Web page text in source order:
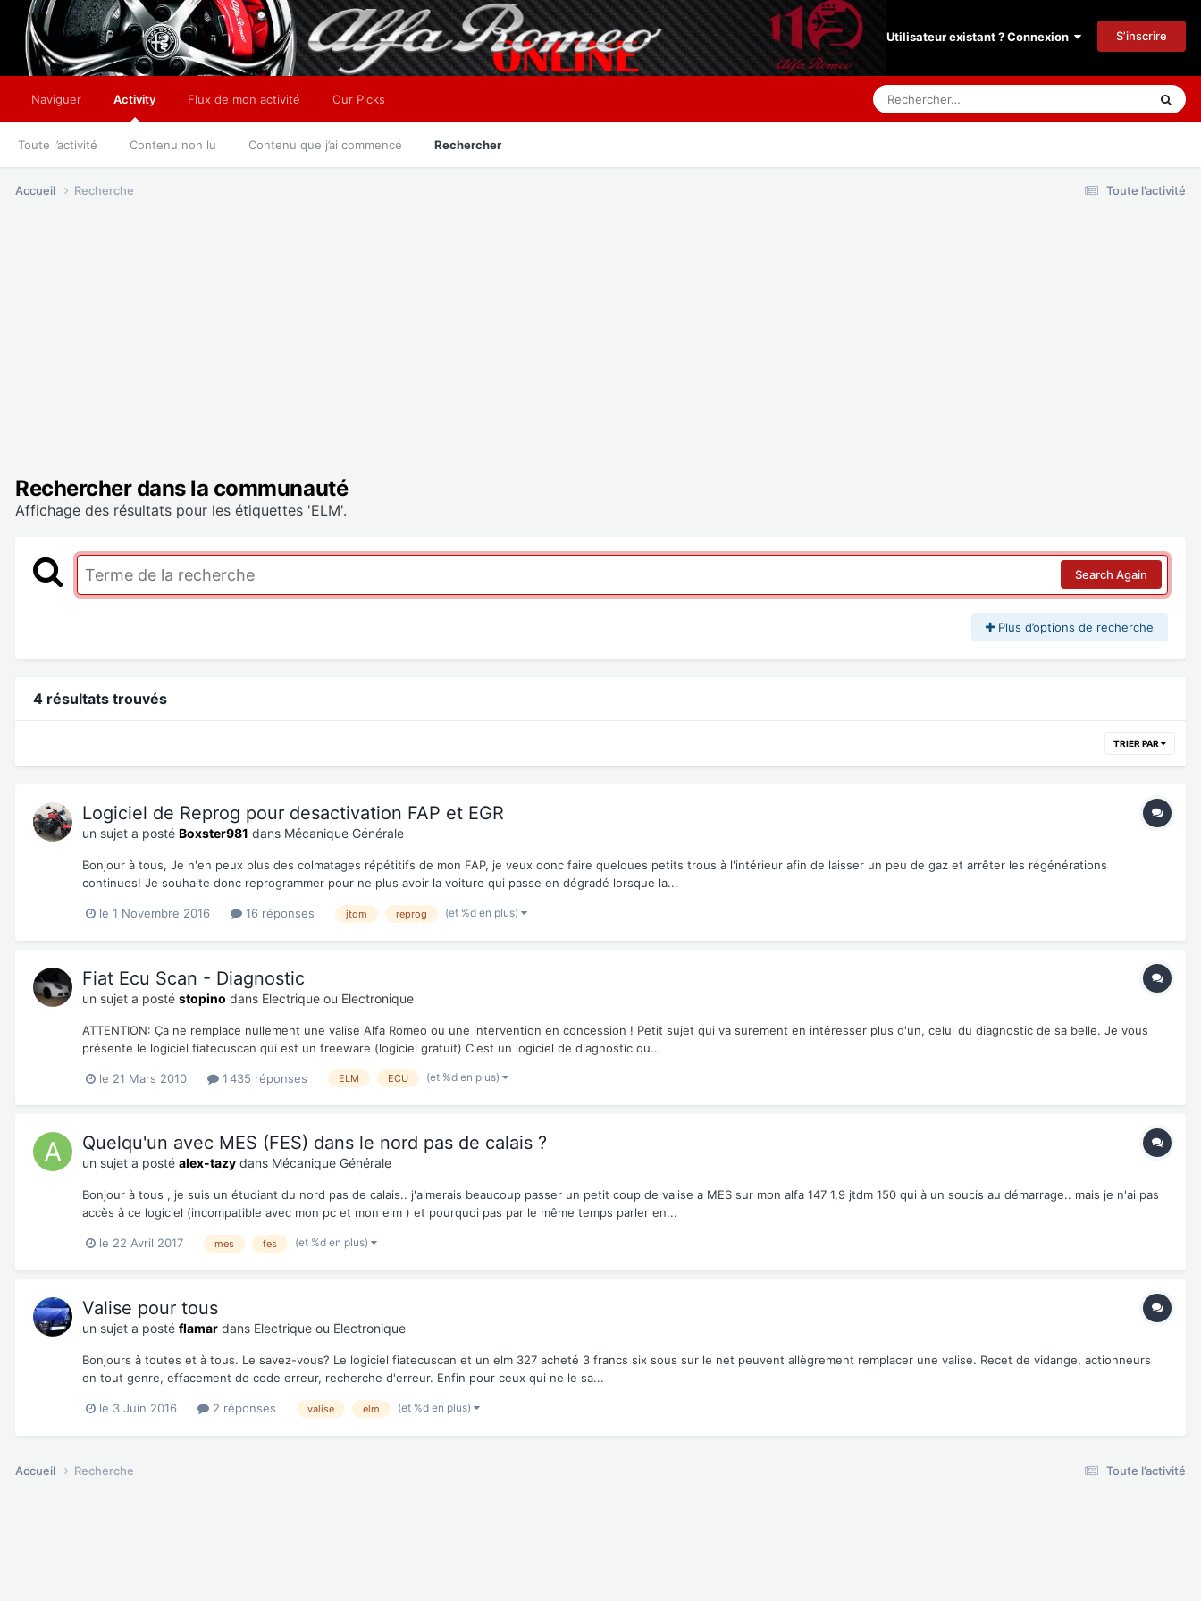
Utilisateur existant ? Connexion S’inscrire
Naviguer Activity
Toute l’activité Contenu non lu Contenu que j’ai commencé Rechercher
Flux de mon activité Our Picks
Toute l’activité
Accueil Recherche
Rechercher dans la communauté
Affichage des résultats pour les étiquettes 'ELM'.
Search Again
Plus d’options de recherche
4 résultats trouvés
TRIER PAR
Logiciel de Reprog pour desactivation FAP et EGR
un sujet a posté Boxster981 dans Mécanique Générale
Bonjour à tous, Je n'en peux plus des colmatages répétitifs de mon FAP, je veux donc faire quelques petits trous à l'intérieur afin de laisser un peu de gaz et arrêter les régénérations
continues! Je souhaite donc reprogrammer pour ne plus avoir la voiture qui passe en dégradé lorsque la...
le 1 Novembre 2016 16 réponses jtdm reprog (et %d en plus)
Fiat Ecu Scan - Diagnostic
un sujet a posté stopino dans Electrique ou Electronique
ATTENTION: Ça ne remplace nullement une valise Alfa Romeo ou une intervention en concession ! Petit sujet qui va surement en intéresser plus d'un, celui du diagnostic de sa belle. Je vous
présente le logiciel fiatecuscan qui est un freeware (logiciel gratuit) C'est un logiciel de diagnostic qu...
le 21 Mars 2010 1 435 réponses ELM ECU (et %d en plus)
Quelqu'un avec MES (FES) dans le nord pas de calais ?
un sujet a posté alex-tazy dans Mécanique Générale
Bonjour à tous , je suis un étudiant du nord pas de calais.. j'aimerais beaucoup passer un petit coup de valise a MES sur mon alfa 147 1,9 jtdm 150 qui à un soucis au démarrage.. mais je n'ai pas
accès à ce logiciel (incompatible avec mon pc et mon elm ) et pourquoi pas par le même temps parler en...
le 22 Avril 2017 mes fes (et %d en plus)
Valise pour tous
un sujet a posté flamar dans Electrique ou Electronique
Bonjours à toutes et à tous. Le savez-vous? Le logiciel fiatecuscan et un elm 327 acheté 3 francs six sous sur le net peuvent allègrement remplacer une valise. Recet de vidange, actionneurs
en tout genre, effacement de code erreur, recherche d'erreur. Enfin pour ceux qui ne le sa...
le 3 Juin 2016 2 réponses valise elm (et %d en plus)
Toute l’activité
Accueil Recherche